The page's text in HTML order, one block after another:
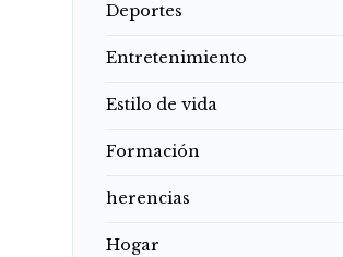
Deportes
Entretenimiento
Estilo de vida
Formación
herencias
Hogar